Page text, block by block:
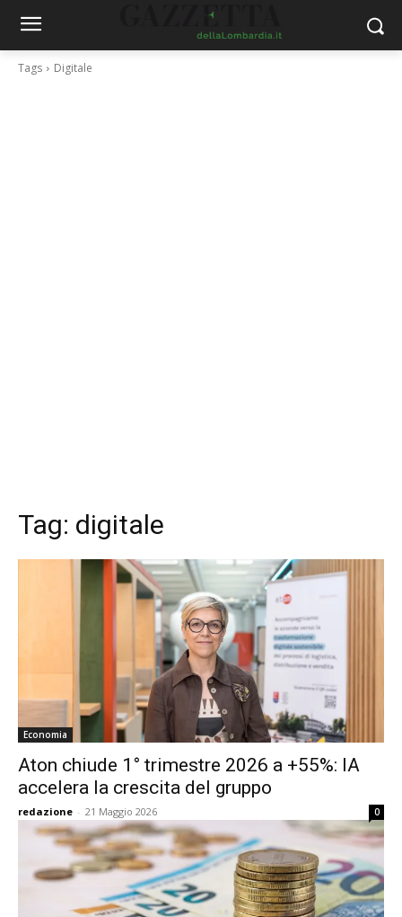
Tags Digitale
Tag: digitale
Economia
Aton chiude 1° trimestre 2026 a +55%: IA
accelera la crescita del gruppo
redazione - 21 Maggio 2026 0